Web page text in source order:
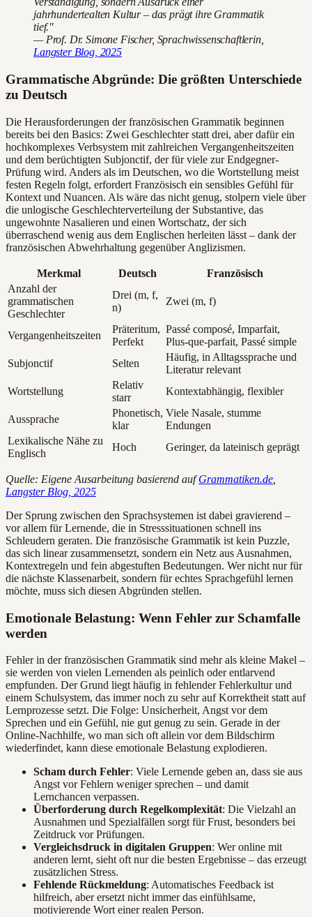
jahrhundertealten Kultur – das prägt ihre Grammatik
tief."
— Prof. Dr. Simone Fischer, Sprachwissenschaftlerin,
Langster Blog, 2025
Grammatische Abgründe: Die größten Unterschiede
zu Deutsch
Die Herausforderungen der französischen Grammatik beginnen
bereits bei den Basics: Zwei Geschlechter statt drei, aber dafür ein
hochkomplexes Verbsystem mit zahlreichen Vergangenheitszeiten
und dem berüchtigten Subjonctif, der für viele zur Endgegner-
Prüfung wird. Anders als im Deutschen, wo die Wortstellung meist
festen Regeln folgt, erfordert Französisch ein sensibles Gefühl für
Kontext und Nuancen. Als wäre das nicht genug, stolpern viele über
die unlogische Geschlechterverteilung der Substantive, das
ungewohnte Nasalieren und einen Wortschatz, der sich
überraschend wenig aus dem Englischen herleiten lässt – dank der
französischen Abwehrhaltung gegenüber Anglizismen.
Merkmal Deutsch
Französisch
Anzahl der
grammatischen
Geschlechter
Drei (m, f,
n)
Zwei (m, f)
Vergangenheitszeiten
Präteritum,
Perfekt
Passé composé, Imparfait,
Plus-que-parfait, Passé simple
Subjonctif
Selten
Häufig, in Alltagssprache und
Literatur relevant
Wortstellung
Relativ
starr
Kontextabhängig, flexibler
Aussprache
Phonetisch,
klar
Viele Nasale, stumme
Endungen
Lexikalische Nähe zu
Englisch
Hoch Geringer, da lateinisch geprägt
Quelle: Eigene Ausarbeitung basierend aufGrammatiken.de
Langster Blog, 2025
Der Sprung zwischen den Sprachsystemen ist dabei gravierend –
vor allem für Lernende, die in Stresssituationen schnell ins
Schleudern geraten. Die französische Grammatik ist kein Puzzle,
das sich linear zusammensetzt, sondern ein Netz aus Ausnahmen,
Kontextregeln und fein abgestuften Bedeutungen. Wer nicht nur für
die nächste Klassenarbeit, sondern für echtes Sprachgefühl lernen
möchte, muss sich diesen Abgründen stellen.
Emotionale Belastung: Wenn Fehler zur Schamfalle
werden
Fehler in der französischen Grammatik sind mehr als kleine Makel –
sie werden von vielen Lernenden als peinlich oder entlarvend
empfunden. Der Grund liegt häufig in fehlender Fehlerkultur und
einem Schulsystem, das immer noch zu sehr auf Korrektheit statt auf
Lernprozesse setzt. Die Folge: Unsicherheit, Angst vor dem
Sprechen und ein Gefühl, nie gut genug zu sein. Gerade in der
Online-Nachhilfe, wo man sich oft allein vor dem Bildschirm
wiederfindet, kann diese emotionale Belastung explodieren.
Scham durch Fehler: Viele Lernende geben an, dass sie aus
Angst vor Fehlern weniger sprechen – und damit
Lernchancen verpassen.
Überforderung durch Regelkomplexität: Die Vielzahl an
Ausnahmen und Spezialfällen sorgt für Frust, besonders bei
Zeitdruck vor Prüfungen.
Vergleichsdruck in digitalen Gruppen: Wer online mit
anderen lernt, sieht oft nur die besten Ergebnisse – das erzeugt
zusätzlichen Stress.
Fehlende Rückmeldung: Automatisches Feedback ist
hilfreich, aber ersetzt nicht immer das einfühlsame,
motivierende Wort einer realen Person.